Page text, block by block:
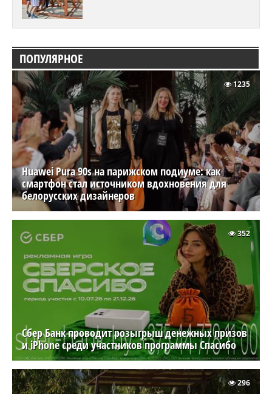
ПОПУЛЯРНОЕ
Huawei Pura 90s на парижском подиуме: как
смартфон стал источником вдохновения для
белорусских дизайнеров
1235
Сбер Банк проводит розыгрыш денежных призов
и iPhone среди участников программы Спасибо
352
296